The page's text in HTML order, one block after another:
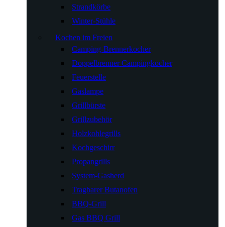
Strandkörbe
Winter-Stühle
Kochen im Freien
Camping-Brennerkocher
Doppelbrenner Campingkocher
Feuerstelle
Gaslampe
Grillbürste
Grillzubehör
Holzkohlegrills
Kochgeschirr
Propangrills
System-Gasherd
Tragbarer Butanofen
BBQ-Grill
Gas BBQ Grill